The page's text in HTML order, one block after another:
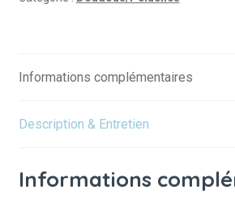
Informations complémentaires
Description & Entretien
Informations